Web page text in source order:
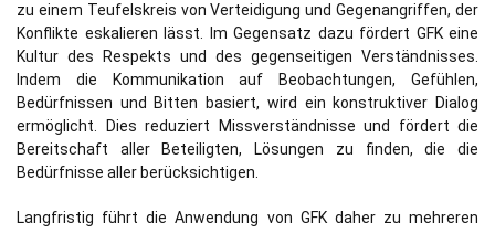
zu einem Teufelskreis von Verteidigung und Gegenangriffen, der
Konflikte eskalieren lässt. Im Gegensatz dazu fördert GFK eine
Kultur des Respekts und des gegenseitigen Verständnisses.
Indem die Kommunikation auf Beobachtungen, Gefühlen,
Bedürfnissen und Bitten basiert, wird ein konstruktiver Dialog
ermöglicht. Dies reduziert Missverständnisse und fördert die
Bereitschaft aller Beteiligten, Lösungen zu finden, die die
Bedürfnisse aller berücksichtigen.
Langfristig führt die Anwendung von GFK daher zu mehreren